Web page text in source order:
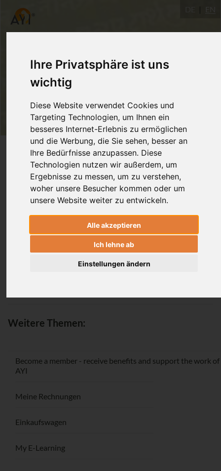
Ihre Privatsphäre ist uns
wichtig
Diese Website verwendet Cookies und
Targeting Technologien, um Ihnen ein
besseres Internet-Erlebnis zu ermöglichen
und die Werbung, die Sie sehen, besser an
Ihre Bedürfnisse anzupassen. Diese
Technologien nutzen wir außerdem, um
Ergebnisse zu messen, um zu verstehen,
woher unsere Besucher kommen oder um
unsere Website weiter zu entwickeln.
Alle akzeptieren
Ich lehne ab
Einstellungen ändern
Login
Passwort vergessen / Registrieren
Weitere Themen:
Become a member - receive benefits and support the work of
AYI
Meine Rechnungen
Einkaufswagen
My E-Learning